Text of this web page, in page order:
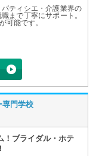
ティシエ・介護業界の
まで丁寧にサポート。
可能です。
専門学校
！ブライダル・ホテ